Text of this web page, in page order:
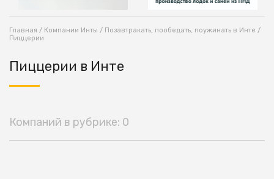
Главная / Компании Инты / Позавтракать, пообедать, поужинать в Инте /
Пиццерии
Пиццерии в Инте
Компаний в рубрике: 0